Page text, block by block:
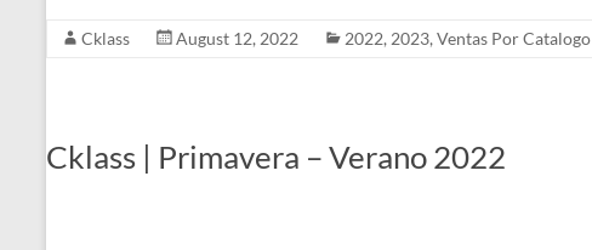
Cklass August 12, 2022 2022, 2023, Ventas Por Catalogo
Cklass | Primavera – Verano 2022